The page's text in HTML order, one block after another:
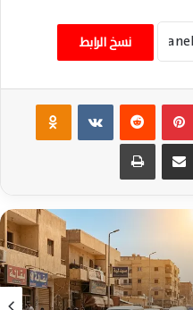
نسخ الرابط
بينتيريست ‏VKontakte
مشاركة عبر البريد طباعة